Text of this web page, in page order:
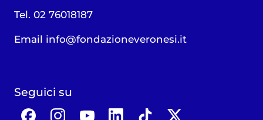
Tel. 02 76018187
Email info@fondazioneveronesi.it
Seguici su